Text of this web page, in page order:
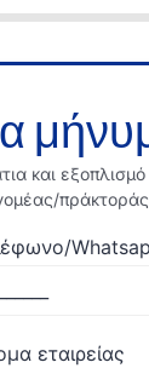
και
εταιρείας